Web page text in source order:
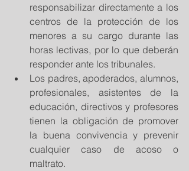
responsabilizar directamente a los
centros de la protección de los
menores a su cargo durante las
horas lectivas, por lo que deberán
responder ante los tribunales.
Los padres, apoderados, alumnos,
profesionales, asistentes de la
educación, directivos y profesores
tienen la obligación de promover
la buena convivencia y prevenir
cualquier caso de acoso o
maltrato.